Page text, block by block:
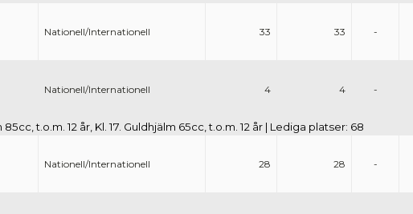
Nationell/Internationell 33 33 -
Nationell/Internationell 4 4 -
85cc, t.o.m. 12 år, Kl. 17. Guldhjälm 65cc, t.o.m. 12 år | Lediga platser: 68
Nationell/Internationell 28 28 -